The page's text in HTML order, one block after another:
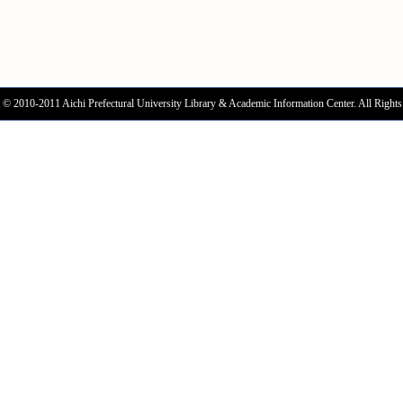
2010-2011 Aichi Prefectural University Library & Academic Information Center. All Rights